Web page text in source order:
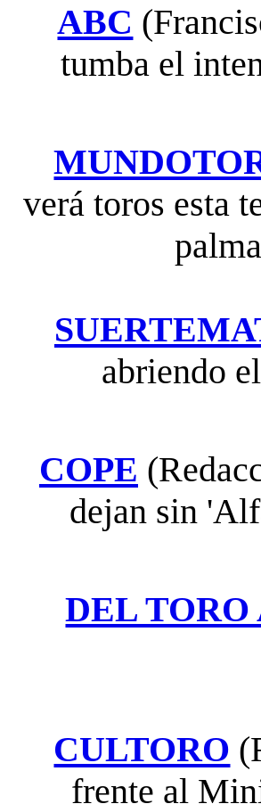
ABC
tumba el
verá toros esta
abriendo
COPE
dejan sin
DEL
CULTORO
frente al